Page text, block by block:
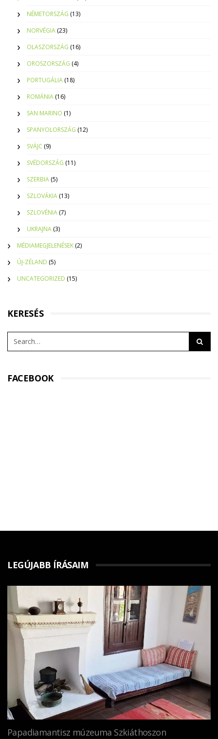
NÉMETORSZÁG (13)
NORVÉGIA (23)
OLASZORSZÁG (16)
OROSZORSZÁG (4)
PORTUGÁLIA (18)
ROMÁNIA (16)
SAN MARINO (1)
SPANYOLORSZÁG (12)
SVÁJC (9)
SVÉDORSZÁG (11)
SZERBIA (5)
SZLOVÁKIA (13)
SZLOVÉNIA (7)
UKRAJNA (3)
MÉDIAMEGJELENÉSEK (2)
ÚJ-ZÉLAND (5)
UNCATEGORIZED (15)
KERESÉS
FACEBOOK
LEGÚJABB ÍRÁSAIM
Papadiamantisz múzeuma Szkiáthoszon